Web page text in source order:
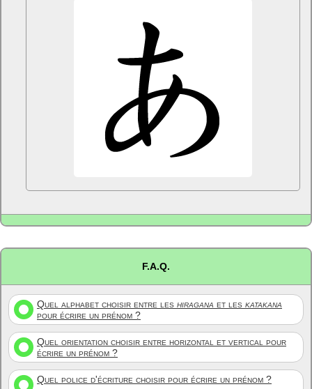
F.A.Q.
Quel alphabet choisir entre les hiragana et les katakana
pour écrire un prénom ?
Quel orientation choisir entre horizontal et vertical pour
écrire un prénom ?
Quel police d'écriture choisir pour écrire un prénom ?